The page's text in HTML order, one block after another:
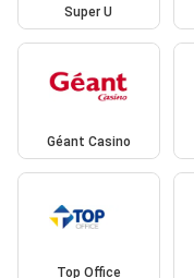
Super U
Géant Casino
Top Office